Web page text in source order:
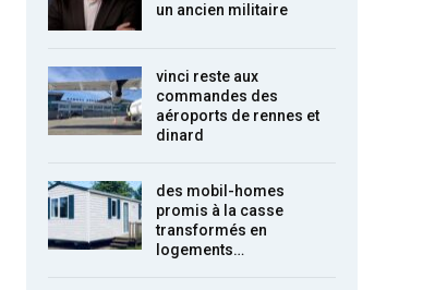
un ancien militaire
vinci reste aux
commandes des
aéroports de rennes et
dinard
des mobil-homes
promis à la casse
transformés en
logements…